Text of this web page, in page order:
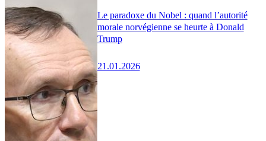
Le paradoxe du Nobel : quand l’autorité
morale norvégienne se heurte à Donald
Trump
21.01.2026